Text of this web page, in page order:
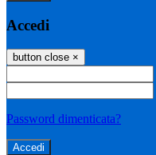
Accedi
button close ×
Password dimenticata?